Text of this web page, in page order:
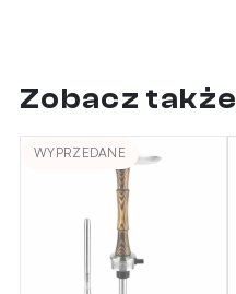
Zobacz także
WYPRZEDANE